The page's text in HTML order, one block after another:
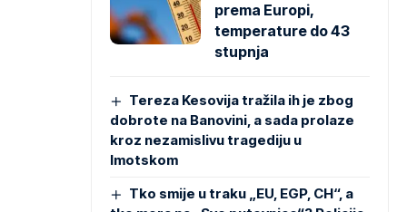
prema Europi,
temperature do 43
stupnja
Tereza Kesovija tražila ih je zbog
dobrote na Banovini, a sada prolaze
kroz nezamislivu tragediju u
Imotskom
Tko smije u traku „EU, EGP, CH“, a